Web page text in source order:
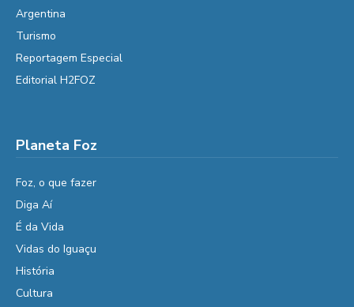
Argentina
Turismo
Reportagem Especial
Editorial H2FOZ
Planeta Foz
Foz, o que fazer
Diga Aí
É da Vida
Vidas do Iguaçu
História
Cultura